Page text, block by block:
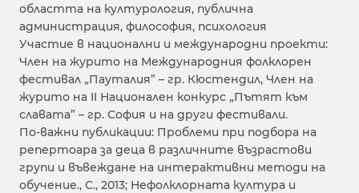
областта на културология, публична
администрация, философия, психология
Участие в национални и международни проекти:
Член на журито на Международния фолклорен
фестивал „Пауталия” – гр. Кюстендил, Член на
журито на II Национален конкурс „Пътят към
славата” – гр. София и на други фестивали.
По-важни публикации: Проблеми при подбора на
репертоара за деца в различните възрастови
групи и въвеждане на интерактивни методи на
обучение., С., 2013; Нефолклорната култура и